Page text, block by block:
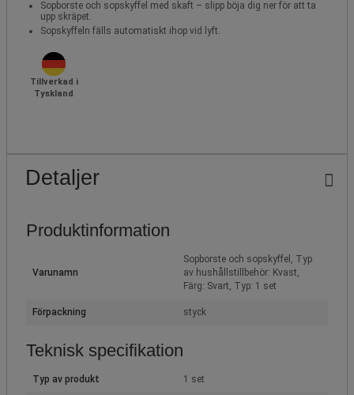
Sopborste och sopskyffel med skaft – slipp böja dig ner för att ta
upp skräpet.
Sopskyffeln fälls automatiskt ihop vid lyft.
Tillverkad i
Tyskland
Detaljer
Produktinformation
Varunamn
Sopborste och sopskyffel, Typ
av hushållstillbehör: Kvast,
Färg: Svart, Typ: 1 set
Förpackning styck
Teknisk specifikation
Typ av produkt 1 set